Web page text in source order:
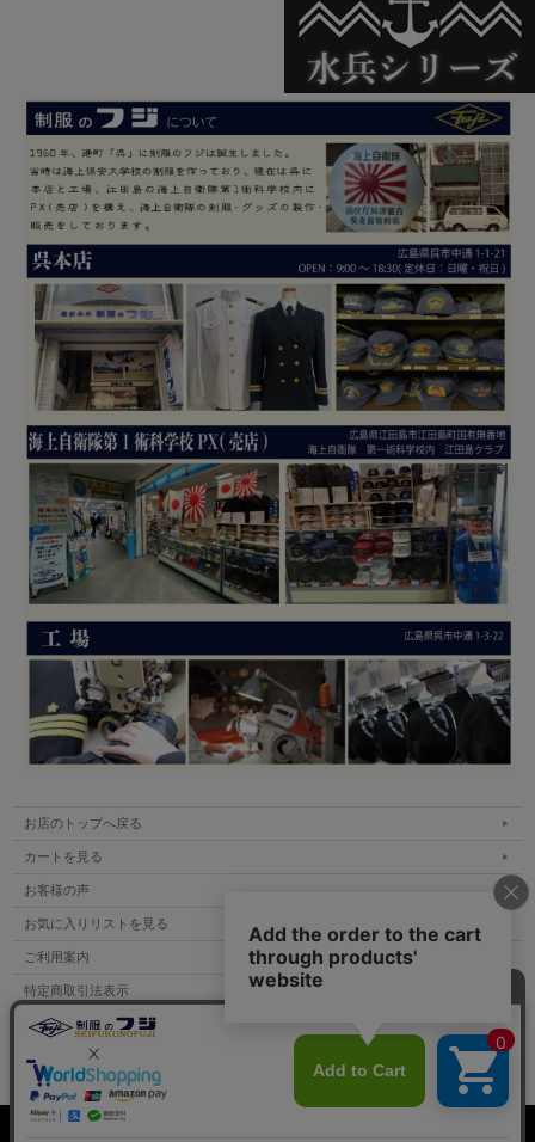
お店のトップへ戻る
カートを見る
お客様の声
お気に入りリストを見る
ご利用案内
特定商取引法表示
個人情報の取扱い
サイトマップ